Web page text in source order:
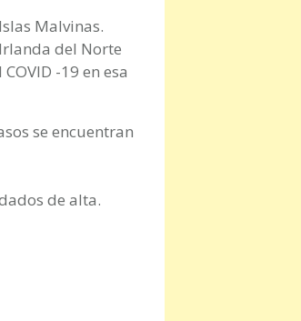
Malvinas.
del Norte
-19 en esa
se encuentran
de alta.